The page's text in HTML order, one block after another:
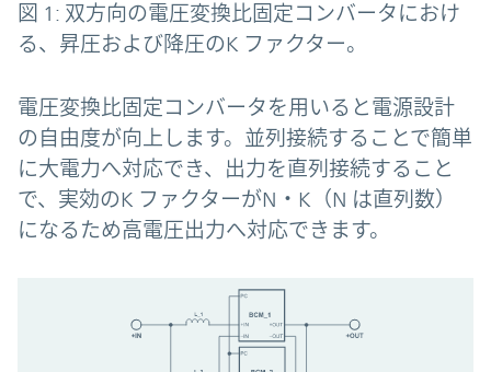
図 1: 双方向の電圧変換比固定コンバータにおけ
る、昇圧および降圧のK ファクター。
電圧変換比固定コンバータを用いると電源設計
の自由度が向上します。並列接続することで簡単
に大電力へ対応でき、出力を直列接続すること
で、実効のK ファクターがN・K（N は直列数）
になるため高電圧出力へ対応できます。